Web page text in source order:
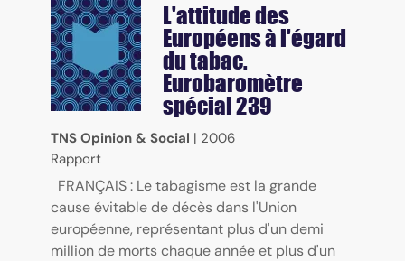
L'attitude des
Européens à l'égard
du tabac.
Eurobaromètre
spécial 239
TNS Opinion & Social | 2006
Rapport
FRANÇAIS : Le tabagisme est la grande
cause évitable de décès dans l'Union
européenne, représentant plus d'un demi
million de morts chaque année et plus d'un